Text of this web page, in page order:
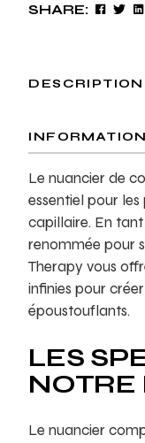
SHARE:
DESCRIPTION
Le nuancier de
essentiel pour
capillaire. En
renommée pour
Therapy vous
infinies pour
époustouflants.
LES
NOTRE
Le nuancier